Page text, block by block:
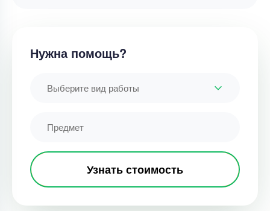
Нужна помощь?
Выберите вид работы
Узнать стоимость